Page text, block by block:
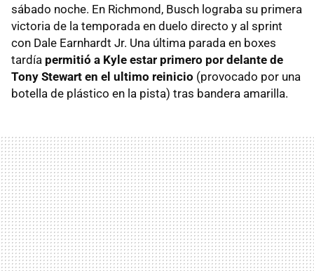
sábado noche. En Richmond, Busch lograba su primera
victoria de la temporada en duelo directo y al sprint
con Dale Earnhardt Jr. Una última parada en boxes
tardía permitió a Kyle estar primero por delante de
Tony Stewart en el ultimo reinicio (provocado por una
botella de plástico en la pista) tras bandera amarilla.